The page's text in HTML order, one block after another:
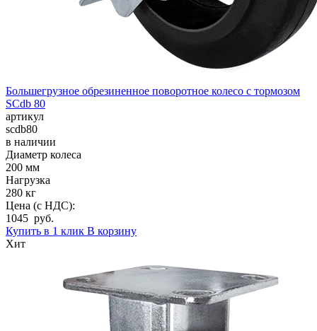
Большегрузное обрезиненное поворотное колесо с тормозом
SCdb 80
артикул
scdb80
в наличии
Диаметр колеса
200 мм
Нагрузка
280 кг
Цена (с НДС):
1045 руб.
Купить в 1 клик В корзину
Хит